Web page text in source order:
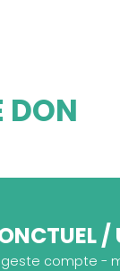
DON
/
compte -